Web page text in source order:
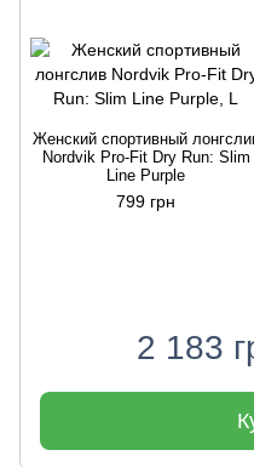
Женский спортивный
Nordvik Pro-Fit Dry Run: Slim
Line Purple
799 грн
2 183